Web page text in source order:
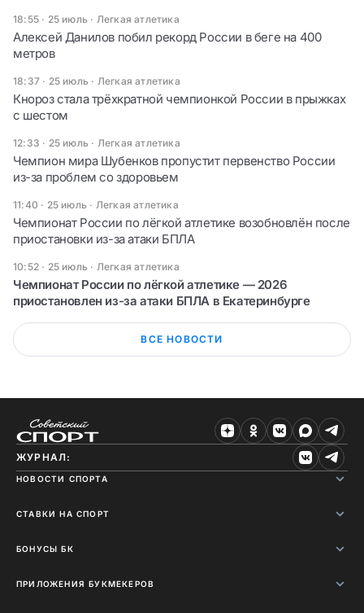
18:55 · 25 июль · Легкая атлетика
Алексей Данилов побил рекорд России в беге на 400
метров
18:37 · 25 июль · Легкая атлетика
Кнороз стала трёхкратной чемпионкой России в прыжках
с шестом
12:33 · 25 июль · Легкая атлетика
Чемпион мира Шубенков пропустит первенство России
из-за проблем со здоровьем
11:40 · 25 июль · Легкая атлетика
Чемпионат России по лёгкой атлетике возобновлён после
приостановки из-за атаки БПЛА
10:52 · 25 июль · Легкая атлетика
Чемпионат России по лёгкой атлетике — 2026
приостановлен из-за атаки БПЛА в Екатеринбурге
ВСЕ НОВОСТИ
ЖУРНАЛ:
НОВОСТИ СПОРТА
СТАВКИ НА СПОРТ
БОНУСЫ БК
ПРИЛОЖЕНИЯ БУКМЕКЕРОВ